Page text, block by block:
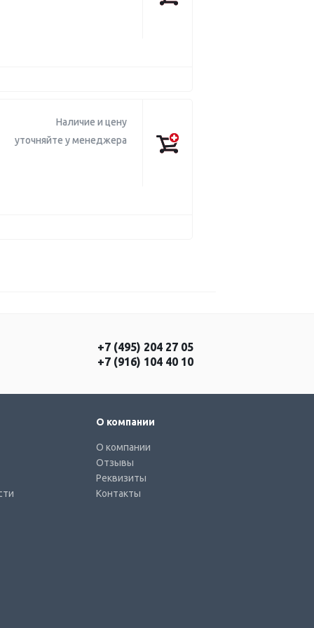
Наличие и цену
уточняйте у менеджера
+7 (495) 204 27 05
+7 (916) 104 40 10
О компании
О компании
Отзывы
Реквизиты
Контакты